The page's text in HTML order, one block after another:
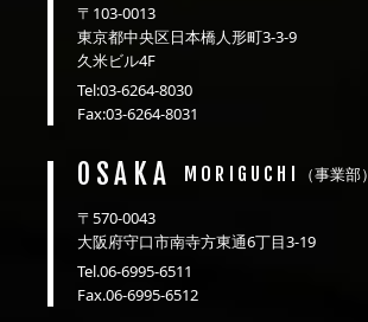
〒103-0013
東京都中央区日本橋人形町3-3-9
久米ビル4F
Tel:03-6264-8030
Fax:03-6264-8031
OSAKA MORIGUCHI （事業部）
〒570-0043
大阪府守口市南寺方東通6丁目3-19
Tel.06-6995-6511
Fax.06-6995-6512